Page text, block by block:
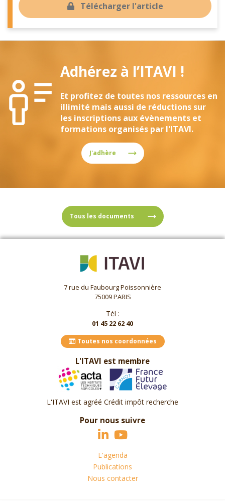
Télécharger l'article
Adhérez à l’ITAVI !
Et profitez de toutes nos ressources en
illimité mais aussi de réductions sur
les inscriptions aux évènements et
formations organisés par l'ITAVI.
J'adhère
Tous les documents
7 rue du Faubourg Poissonnière
75009 PARIS
Tél :
01 45 22 62 40
Toutes nos coordonnées
L'ITAVI est membre
L'ITAVI est agréé Crédit impôt recherche
Pour nous suivre
L'agenda
Publications
Nous contacter